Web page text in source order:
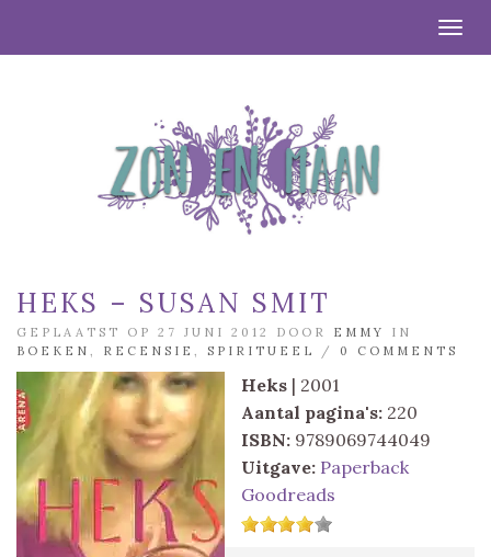
HEKS – SUSAN SMIT
GEPLAATST OP 27 JUNI 2012 DOOR EMMY
IN
BOEKEN
RECENSIE SPIRITUEEL / 0 COMMENTS
Heks | 2001
Aantal pagina's: 220
ISBN: 9789069744049
Uitgave: Paperback
Goodreads